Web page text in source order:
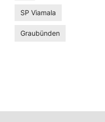
SP Viamala
Graubünden